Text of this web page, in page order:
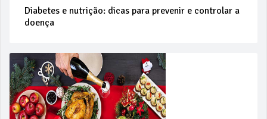
Diabetes e nutrição: dicas para prevenir e controlar a
doença